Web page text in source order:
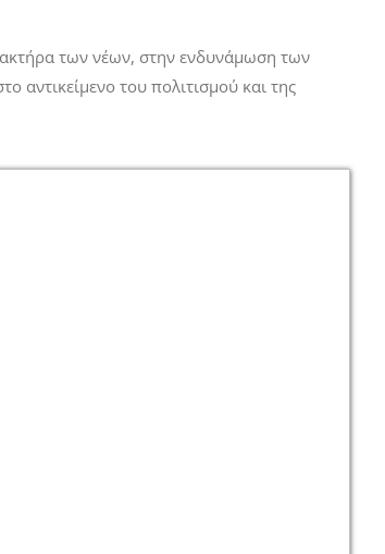
των νέων, στην ενδυνάμωση των
αντικείμενο του πολιτισμού και της